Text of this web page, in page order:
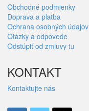
Obchodné podmienky
Doprava a platba
Ochrana osobných údajov
Otázky a odpovede
Odstúpiť od zmluvy tu
KONTAKT
Kontaktujte nás